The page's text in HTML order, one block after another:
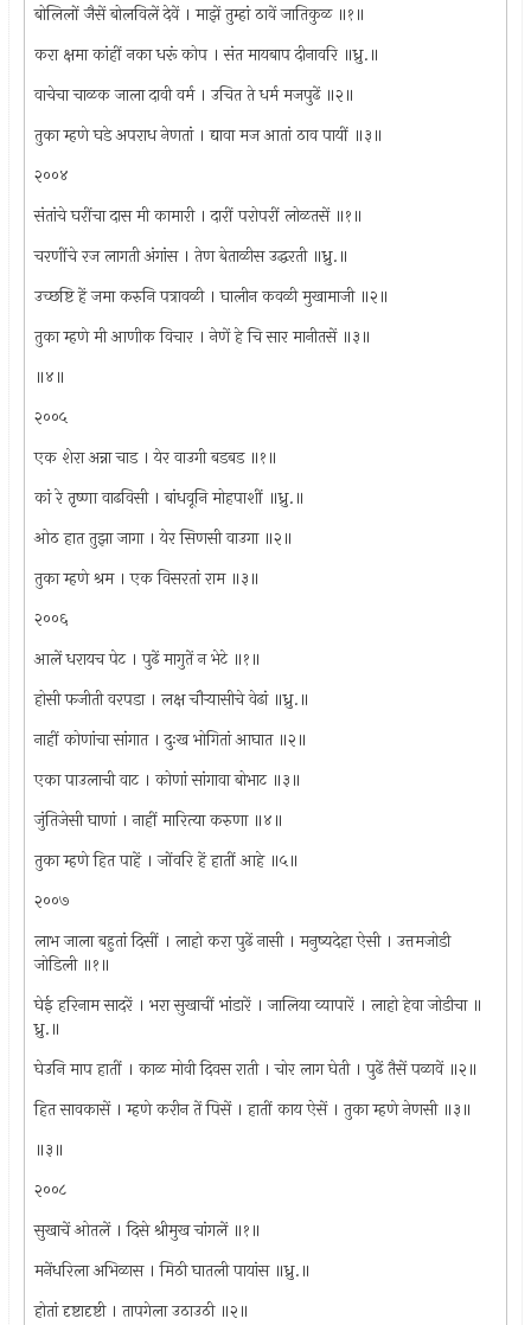
बोलिलों जैसें बोलविलें देवें । माझें तुम्हां ठावें जातिकुळ ॥१॥
करा क्षमा कांहीं नका धरूं कोप । संत मायबाप दीनावरि ॥ध्रु.॥
वाचेचा चाळक जाला दावी वर्म । उचित ते धर्म मजपुढें ॥२॥
तुका म्हणे घडे अपराध नेणतां । द्यावा मज आतां ठाव पायीं ॥३॥
२००४
संतांचे घरींचा दास मी कामारी । दारीं परोपरीं लोळतसें ॥१॥
चरणींचे रज लागती अंगांस । तेण बेताळीस उद्धरती ॥ध्रु.॥
उच्छष्टि हें जमा करुनि पत्रावळी । घालीन कवळी मुखामाजी ॥२॥
तुका म्हणे मी आणीक विचार । नेणें हे चि सार मानीतसें ॥३॥
॥४॥
२००५
एक शेरा अन्ना चाड । येर वाउगी बडबड ॥१॥
कां रे तृष्णा वाढविसी । बांधवूनि मोहपाशीं ॥ध्रु.॥
ओठ हात तुझा जागा । येर सिणसी वाउगा ॥२॥
तुका म्हणे श्रम । एक विसरतां राम ॥३॥
२००६
आलें धरायच पेट । पुढें मागुतें न भेटे ॥१॥
होसी फजीती वरपडा । लक्ष चौर्‍यासीचे वेढां ॥ध्रु.॥
नाहीं कोणांचा सांगात । दुःख भोगितां आघात ॥२॥
एका पाउलाची वाट । कोणां सांगावा बोभाट ॥३॥
जुंतिजेसी घाणां । नाहीं मारित्या करुणा ॥४॥
तुका म्हणे हित पाहें । जोंवरि हें हातीं आहे ॥५॥
२००७
लाभ जाला बहुतां दिसीं । लाहो करा पुढें नासी । मनुष्यदेहा ऐसी । उत्तमजोडी
जोडिली ॥१॥
घेई हरिनाम सादरें । भरा सुखाचीं भांडारें । जालिया व्यापारें । लाहो हेवा जोडीचा ॥
ध्रु.॥
घेउनि माप हातीं । काळ मोवी दिवस राती । चोर लाग घेती । पुढें तैसें पळावें ॥२॥
हित सावकासें । म्हणे करीन तें पिसें । हातीं काय ऐसें । तुका म्हणे नेणसी ॥३॥
॥३॥
२००८
सुखाचें ओतलें । दिसे श्रीमुख चांगलें ॥१॥
मनेंधरिला अभिळास । मिठी घातली पायांस ॥ध्रु.॥
होतां दृष्टादृष्टी । तापगेला उठाउठी ॥२॥